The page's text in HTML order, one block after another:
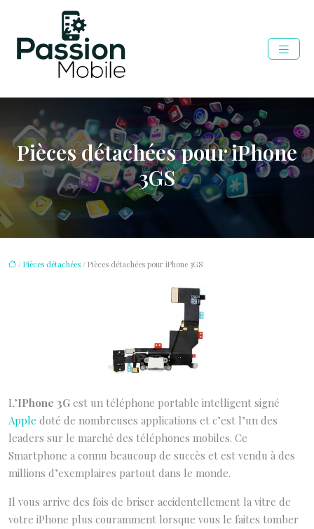
Pièces détachées pour iPhone
3GS
/ Pièces détachées / Pièces détachées pour iPhone 3GS
L’IPhone 3G est un téléphone portable intelligent signé
Apple doté de nombreuses applications et c’est l’un des
leaders sur le marché des téléphones mobiles. Ce
Smartphone a connu beaucoup de succès et est vendu à des
millions d’exemplaires partout dans le monde.
Il vous arrive des fois de briser accidentellement la vitre de
votre iPhone plus couramment lorsque vous le faites tomber